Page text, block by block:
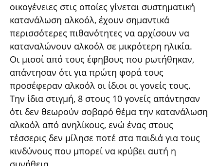
οικογένειες στις οποίες γίνεται συστηματική
κατανάλωση αλκοόλ, έχουν σημαντικά
περισσότερες πιθανότητες να αρχίσουν να
καταναλώνουν αλκοόλ σε μικρότερη ηλικία.
Οι μισοί από τους έφηβους που ρωτήθηκαν,
απάντησαν ότι για πρώτη φορά τους
προσέφεραν αλκοόλ οι ίδιοι οι γονείς τους.
Την ίδια στιγμή, 8 στους 10 γονείς απάντησαν
ότι δεν θεωρούν σοβαρό θέμα την κατανάλωση
αλκοόλ από ανηλίκους, ενώ ένας στους
τέσσερις δεν μίλησε ποτέ στα παιδιά για τους
κινδύνους που μπορεί να κρύβει αυτή η